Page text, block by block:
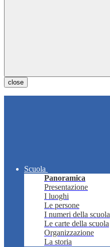
close
Scuola
Panoramica
Presentazione
I luoghi
Le persone
I numeri della scuola
Le carte della scuola
Organizzazione
La storia